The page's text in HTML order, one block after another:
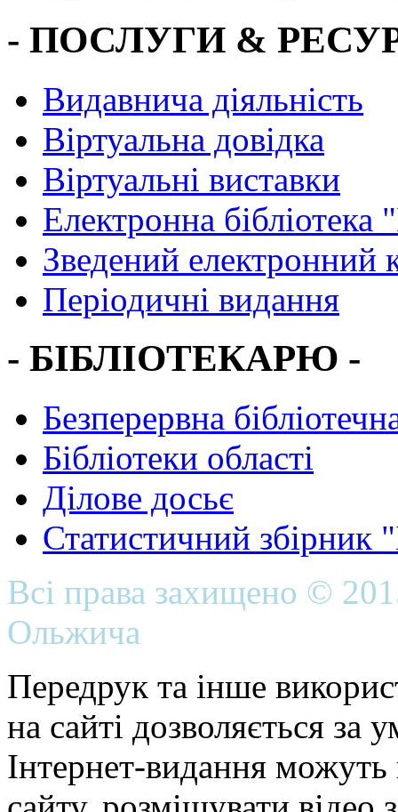
- ПОСЛУГИ &
Видавнича діяльність
Віртуальна довідка
Віртуальні виставки
Електронна
Зведений електронний
Періодичні видання
- БІБЛІОТЕКАРЮ -
Безперервна
Бібліотеки області
Ділове досьє
Статистичний
Всі права захищено ©
Ольжича
Передрук та інше
на сайті дозволяється
Інтернет-видання можуть